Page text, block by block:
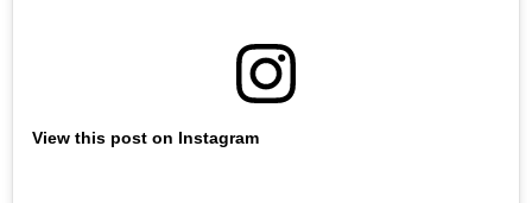
View this post on Instagram